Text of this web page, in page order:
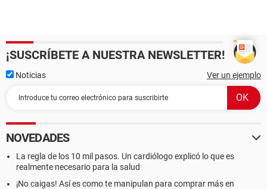
¡SUSCRÍBETE A NUESTRA NEWSLETTER!
Noticias Ver un ejemplo
NOVEDADES
La regla de los 10 mil pasos. Un cardiólogo explicó lo que es
realmente necesario para la salud
¡No caigas! Así es como te manipulan para comprar más en